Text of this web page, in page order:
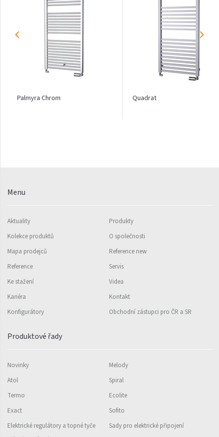
Mapia Light
Mapia Light Plus
Mapia Sky
Ori Open
Orion
Palmyra Chrom
Pillar s háčky
Pillar
Quadrat Inox
Quadrat Plus
Quadrat Sky
Palmyra Chrom Quadrat
Menu
Aktuality
Produkty
Kolekce produktů
O společnosti
Mapa prodejců
Reference new
Reference
Servis
Ke stažení
Videa
Kariéra
Kontakt
Konfigurátory
Obchodní zástupci pro ČR a SR
Produktové řady
Novinky
Melody
Atol
Spiral
Termo
Ecolite
Exact
Sofito
Elektrické regulátory a topné tyče
Sady pro elektrické připojení